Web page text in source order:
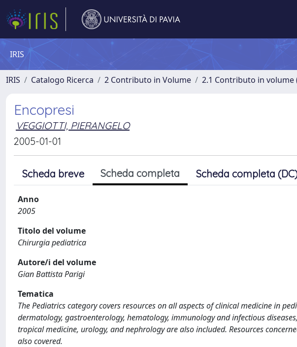
IRIS
IRIS Catalogo Ricerca 2 Contributo in Volume 2.1 Contributo in volume
Encopresi
VEGGIOTTI, PIERANGELO
2005-01-01
Scheda breve Scheda completa Scheda completa
Anno
2005
Titolo del volume
Chirurgia pediatrica
Autore/i del volume
Gian Battista Parigi
Tematica
The Pediatrics category covers resources on all aspects of clinical medicine in
dermatology, gastroenterology, hematology, immunology and infectious
tropical medicine, urology, and nephrology are also included. Resources
also covered.